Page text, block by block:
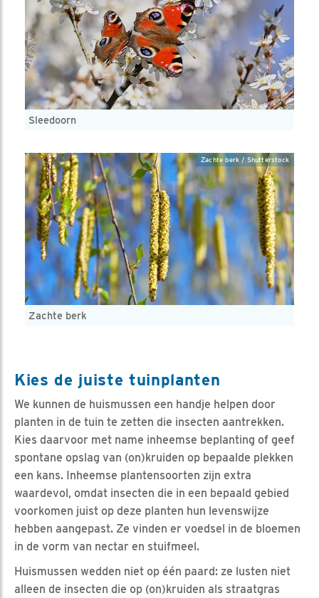
Sleedoorn
Zachte berk
Zachte berk / Shutterstock
Kies de juiste tuinplanten
We kunnen de huismussen een handje helpen door
planten in de tuin te zetten die insecten aantrekken.
Kies daarvoor met name inheemse beplanting of geef
spontane opslag van (on)kruiden op bepaalde plekken
een kans. Inheemse plantensoorten zijn extra
waardevol, omdat insecten die in een bepaald gebied
voorkomen juist op deze planten hun levenswijze
hebben aangepast. Ze vinden er voedsel in de bloemen
in de vorm van nectar en stuifmeel.
Huismussen wedden niet op één paard: ze lusten niet
alleen de insecten die op (on)kruiden als straatgras